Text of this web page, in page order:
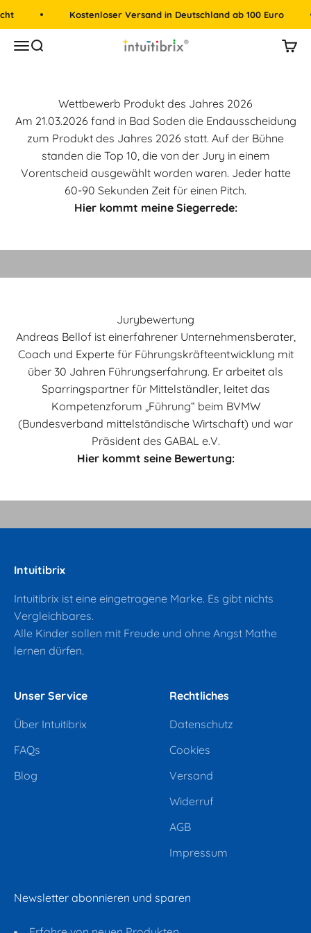
Zum Inhalt springenKostenloser Versand in Deutschland ab 100 Euro
MenüSuche intuitibrix.ch | Spielend Mathe lernen
Mein
Wettbewerb Produkt des Jahres 2026
Am 21.03.2026 fand in Bad Soden die Endausscheidung
zum Produkt des Jahres 2026 statt. Auf der Bühne
standen die Top 10, die von der Jury in einem
Vorentscheid ausgewählt worden waren. Jeder hatte
60-90 Sekunden Zeit für einen Pitch.
Hier kommt meine Siegerrede:
Jurybewertung
Andreas Bellof ist einerfahrener Unternehmensberater,
Coach und Experte für Führungskräfteentwicklung mit
über 30 Jahren Führungserfahrung. Er arbeitet als
Sparringspartner für Mittelständler, leitet das
Kompetenzforum „Führung“ beim BVMW
(Bundesverband mittelständische Wirtschaft) und war
Präsident des GABAL e.V.
Hier kommt seine Bewertung:
Intuitibrix
Intuitibrix ist eine eingetragene Marke. Es gibt nichts
Vergleichbares.
Alle Kinder sollen mit Freude und ohne Angst Mathe
lernen dürfen.
Unser Service
Über Intuitibrix
FAQs
Blog
Rechtliches
Datenschutz
Cookies
Versand
Widerruf
AGB
Impressum
Newsletter abonnieren und sparen